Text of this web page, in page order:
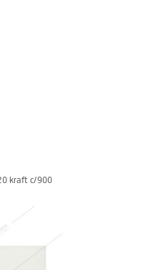
kraft c/900